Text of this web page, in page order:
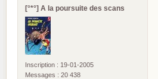
[°*°] A la poursuite des scans
Inscription : 19-01-2005
Messages : 20 438